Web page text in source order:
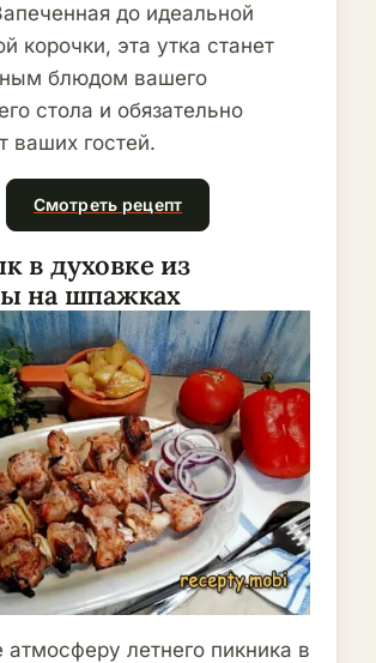
до идеальной
корочки, эта утка станет
блюдом вашего
стола и обязательно
ваших гостей.
Смотреть рецепт
в духовке из
на шпажках
атмосферу летнего пикника в